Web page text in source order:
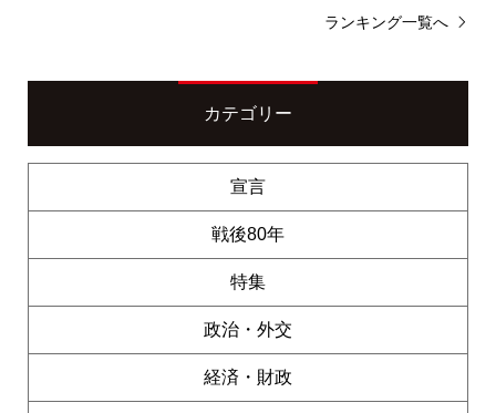
ランキング一覧へ
カテゴリー
宣言
戦後80年
特集
政治・外交
経済・財政